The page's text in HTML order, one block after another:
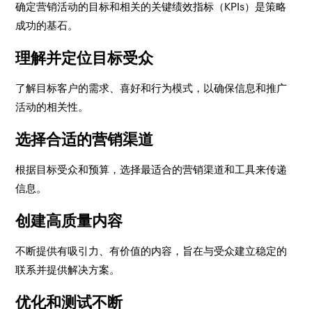
确定营销活动的目标和相关的关键绩效指标（KPIs）是策略
成功的基石。
理解并定位目标受众
了解目标客户的需求、喜好和行为模式，以确保信息和推广
活动的相关性。
选择合适的营销渠道
根据目标受众和预算，选择最适合的营销渠道和工具来传递
信息。
创建高质量内容
不断提供有吸引力、有价值的内容，旨在与受众建立稳定的
联系并提供解决方案。
优化和测试不断